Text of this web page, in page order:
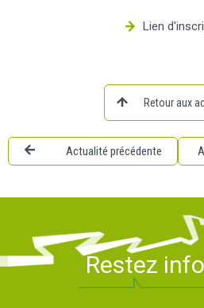
Lien
Retour aux
Actualité précédente
Restez